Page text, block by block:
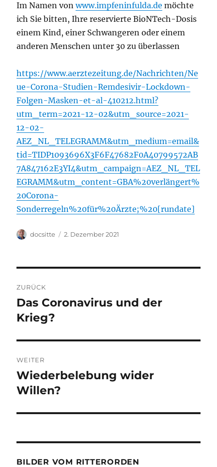
Im Namen vonwww.impfeninfulda.de möchte
ich Sie bitten, Ihre reservierte BioNTech-Dosis
einem Kind, einer Schwangeren oder einem
anderen Menschen unter 30 zu überlassen
https://www.aerztezeitung.de/Nachrichten/Ne
ue-Corona-Studien-Remdesivir-Lockdown-
Folgen-Masken-et-al-410212.html?
utm_term=2021-12-02&utm_source=2021-
12-02-
AEZ_NL_TELEGRAMM&utm_medium=email&
tid=TIDP1093696X3F6F47682F0A40799572AB
7A847162E3YI4&utm_campaign=AEZ_NL_TEL
EGRAMM&utm_content=GBA%20verlängert%
20Corona-
Sonderregeln%20für%20Ärzte;%20[rundate]
Autor
docsitte
Veröffentlicht
2. Dezember 2021
ZURÜCK
Vorheriger
Beitrag:
Das Coronavirus und der
Krieg?
WEITER
Nächster
Beitrag:
Wiederbelebung wider
Willen?
BILDER VOM RITTERORDEN